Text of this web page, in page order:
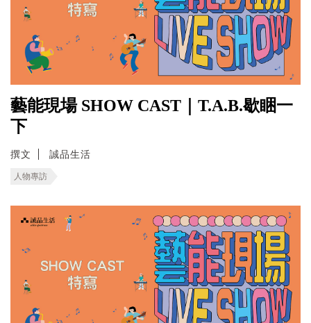
藝能現場 SHOW CAST｜T.A.B.歇睏一
下
撰文 誠品生活
人物專訪